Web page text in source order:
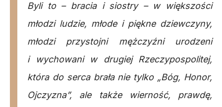
Byli to – bracia i siostry – w większości
młodzi ludzie, młode i piękne dziewczyny,
młodzi przystojni mężczyźni urodzeni
i wychowani w drugiej Rzeczypospolitej,
która do serca brała nie tylko „Bóg, Honor,
Ojczyzna”, ale także wierność, prawdę,